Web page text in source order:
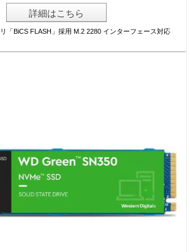
詳細はこちら
「BiCS FLASH」採用 M.2 2280 インターフェース対応